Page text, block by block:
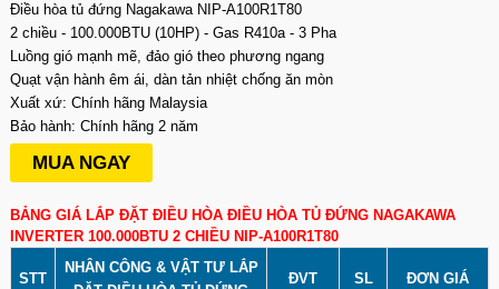
Điều hòa tủ đứng Nagakawa NIP-A100R1T80
2 chiều - 100.000BTU (10HP) - Gas R410a - 3 Pha
Luồng gió mạnh mẽ, đảo gió theo phương ngang
Quạt vận hành êm ái, dàn tản nhiệt chống ăn mòn
Xuất xứ: Chính hãng Malaysia
Bảo hành: Chính hãng 2 năm
MUA NGAY
BẢNG GIÁ LẮP ĐẶT ĐIỀU HÒA ĐIỀU HÒA TỦ ĐỨNG NAGAKAWA
INVERTER 100.000BTU 2 CHIỀU NIP-A100R1T80
STT
NHÂN CÔNG & VẬT TƯ LẮP
ĐVT SL ĐƠN GIÁ